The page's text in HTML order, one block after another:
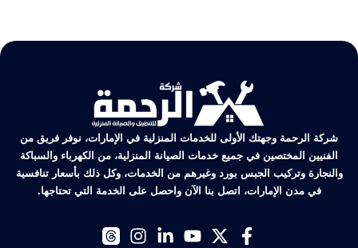
شركة الرحمة وجهتك الأولى للخدمات المنزلية في الإمارات، نوفر فريق من
الفنيين المختصين في جميع خدمات الصيانة المنزلية، من الكهرباء والسباكة
والنجارة وتركيب الجبس بورد وغيرهم من الخدمات، وكل ذلك بأسعار تنافسية
في مدن الإمارات، اتصل بنا الآن واحصل على الخدمة التي تحتاجها.